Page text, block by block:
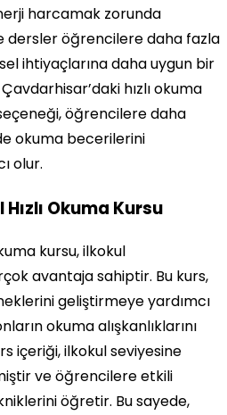
harcamak zorunda
dersler öğrencilere daha fazla
ihtiyaçlarına daha uygun bir
hızlı okuma
öğrencilere daha
okuma becerilerini
olur.
Okuma Kursu
kursu, ilkokul
avantaja sahiptir. Bu kurs,
geliştirmeye yardımcı
okuma alışkanlıklarını
içeriği, ilkokul seviyesine
ve öğrencilere etkili
öğretir. Bu sayede,